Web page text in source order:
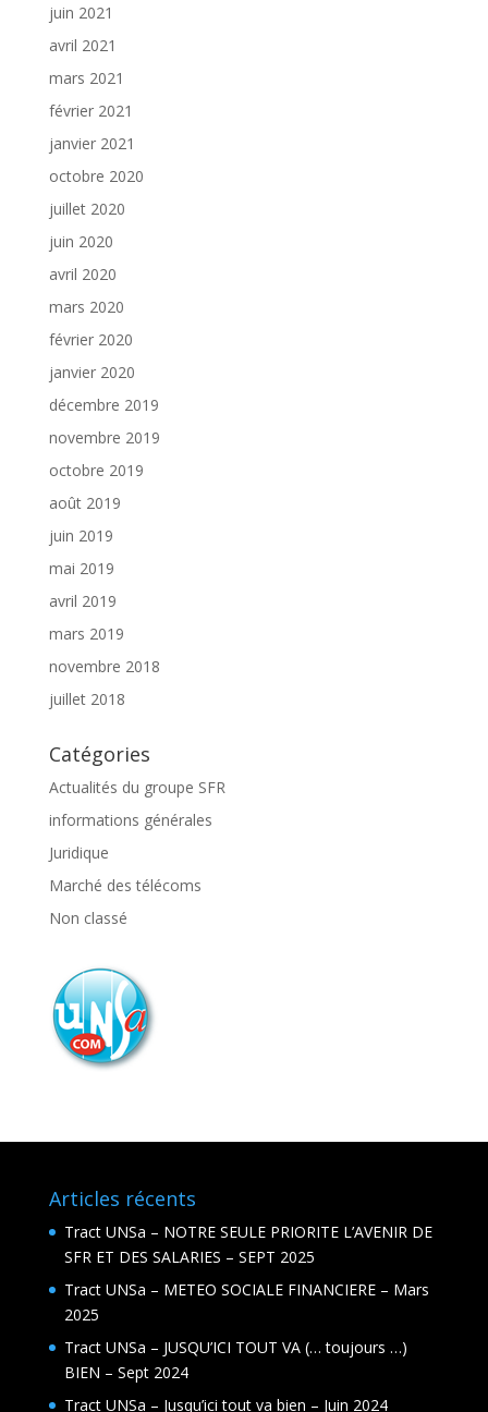
juin 2021
avril 2021
mars 2021
février 2021
janvier 2021
octobre 2020
juillet 2020
juin 2020
avril 2020
mars 2020
février 2020
janvier 2020
décembre 2019
novembre 2019
octobre 2019
août 2019
juin 2019
mai 2019
avril 2019
mars 2019
novembre 2018
juillet 2018
Catégories
Actualités du groupe SFR
informations générales
Juridique
Marché des télécoms
Non classé
Articles récents
Tract UNSa – NOTRE SEULE PRIORITE L’AVENIR DE
SFR ET DES SALARIES – SEPT 2025
Tract UNSa – METEO SOCIALE FINANCIERE – Mars
2025
Tract UNSa – JUSQU’ICI TOUT VA (… toujours …)
BIEN – Sept 2024
Tract UNSa – Jusqu’ici tout va bien – Juin 2024